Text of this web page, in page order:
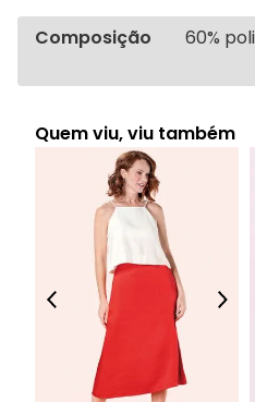
Composição
60%
Quem viu, viu também